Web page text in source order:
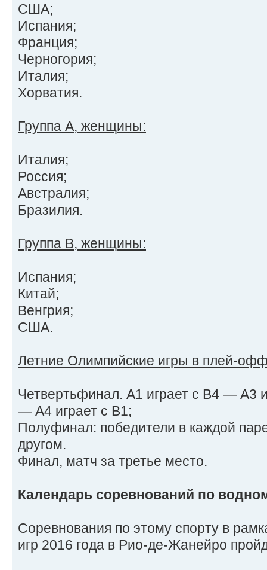
США;
Испания;
Франция;
Черногория;
Италия;
Хорватия.
Группа А, женщины:
Италия;
Россия;
Австралия;
Бразилия.
Группа В, женщины:
Испания;
Китай;
Венгрия;
США.
Летние Олимпийские игры в плей-
Четвертьфинал. А1 играет с В4 — А3
— А4 играет с В1;
Полуфинал: победители в каждой
другом.
Финал, матч за третье место.
Календарь соревнований по
Соревнования по этому спорту в
игр 2016 года в Рио-де-Жанейро